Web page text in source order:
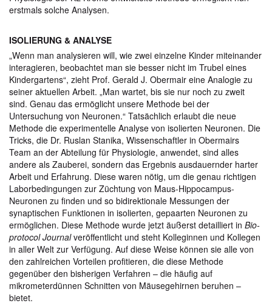
erstmals solche Analysen.
ISOLIERUNG & ANALYSE
„Wenn man analysieren will, wie zwei einzelne Kinder miteinander
interagieren, beobachtet man sie besser nicht im Trubel eines
Kindergartens“, zieht Prof. Gerald J. Obermair eine Analogie zu
seiner aktuellen Arbeit. „Man wartet, bis sie nur noch zu zweit
sind. Genau das ermöglicht unsere Methode bei der
Untersuchung von Neuronen.“ Tatsächlich erlaubt die neue
Methode die experimentelle Analyse von isolierten Neuronen. Die
Tricks, die Dr. Ruslan Stanika, Wissenschaftler in Obermairs
Team an der Abteilung für Physiologie, anwendet, sind alles
andere als Zauberei, sondern das Ergebnis ausdauernder harter
Arbeit und Erfahrung. Diese waren nötig, um die genau richtigen
Laborbedingungen zur Züchtung von Maus-Hippocampus-
Neuronen zu finden und so bidirektionale Messungen der
synaptischen Funktionen in isolierten, gepaarten Neuronen zu
ermöglichen. Diese Methode wurde jetzt äußerst detailliert in Bio-
protocol Journalveröffentlicht und steht Kolleginnen und Kollegen
in aller Welt zur Verfügung. Auf diese Weise können sie alle von
den zahlreichen Vorteilen profitieren, die diese Methode
gegenüber den bisherigen Verfahren – die häufig auf
mikrometerdünnen Schnitten von Mäusegehirnen beruhen –
bietet.